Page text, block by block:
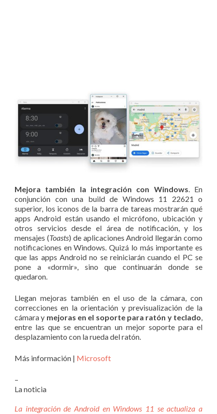
Mejora también la integración con Windows. En
conjunción con una build de Windows 11 22621 o
superior, los iconos de la barra de tareas mostrarán qué
apps Android están usando el micrófono, ubicación y
otros servicios desde el área de notificación, y los
mensajes (Toasts) de aplicaciones Android llegarán como
notificaciones en Windows. Quizá lo más importante es
que las apps Android no se reiniciarán cuando el PC se
pone a «dormir», sino que continuarán donde se
quedaron.
Llegan mejoras también en el uso de la cámara, con
correcciones en la orientación y previsualización de la
cámara y mejoras en el soporte para ratón y teclado,
entre las que se encuentran un mejor soporte para el
desplazamiento con la rueda del ratón.
Más información | Microsoft
–
La noticia
La integración de Android en Windows 11 se actualiza a